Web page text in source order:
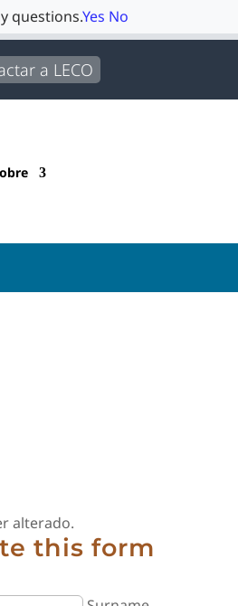
a LECO
alterado.
this form
questions.Yes No